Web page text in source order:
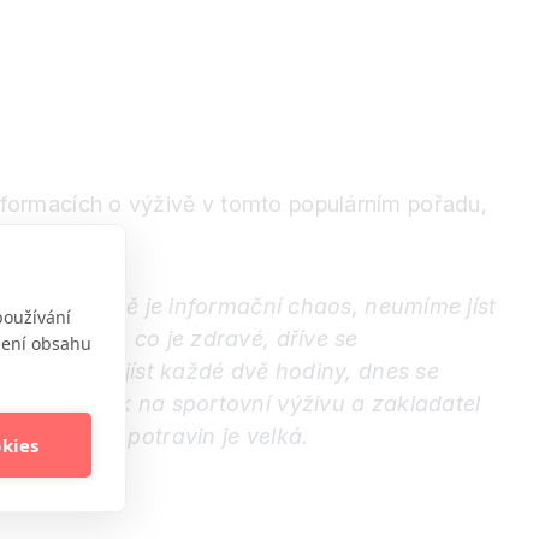
obsahu
o výživě v tomto populárním pořadu,
ve stravě je informační chaos, neumíme jíst
na to, co je zdravé, dříve se
jíst každé dvě hodiny, dnes se
odborník na sportovní výživu a zakladatel
potravin je velká.